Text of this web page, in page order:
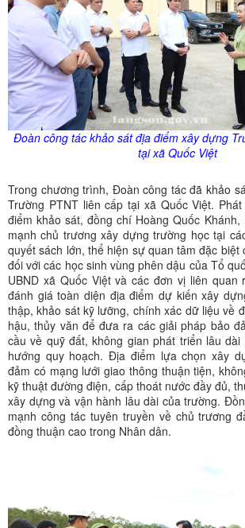
Đoàn công tác khảo sát địa điểm xây dựng
tại xã Quốc Việt
Trong chương trình, Đoàn công tác đã khảo
Trường PTNT liên cấp tại xã Quốc Việt.
điểm khảo sát, đồng chí Hoàng Quốc
mạnh chủ trương xây dựng trường học tại
quyết sách lớn, thể hiện sự quan tâm đặc
đối với các học sinh vùng phên dậu của Tổ
UBND xã Quốc Việt và các đơn vị liên quan
đánh giá toàn diện địa điểm dự kiến xây
thập, khảo sát kỹ lưỡng, chính xác dữ liệu về
hậu, thủy văn để đưa ra các giải pháp bảo
cầu về quỹ đất, không gian phát triển lâu
hướng quy hoạch. Địa điểm lựa chọn xây
đảm có mạng lưới giao thông thuận tiện,
kỹ thuật đường điện, cấp thoát nước đầy đủ,
xây dựng và vận hành lâu dài của trường.
mạnh công tác tuyên truyền về chủ trương
đồng thuận cao trong Nhân dân.